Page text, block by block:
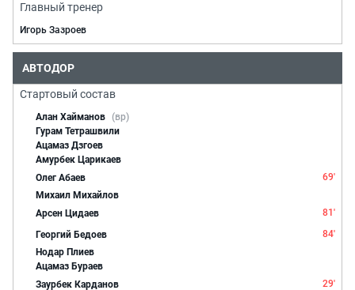
Главный тренер
Игорь Зазроев
АВТОДОР
Стартовый состав
Алан Хайманов (вр)
Гурам Тетрашвили
Ацамаз Дзгоев
Амурбек Царикаев
Олег Абаев
69'
Михаил Михайлов
Арсен Цидаев
81'
Георгий Бедоев
84'
Нодар Плиев
Ацамаз Бураев
Заурбек Карданов
29'